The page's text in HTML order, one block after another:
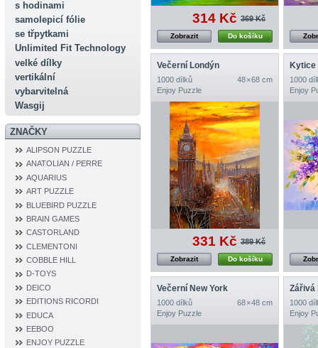
s hodinami
samolepicí fólie
se třpytkami
Unlimited Fit Technology
velké dílky
vertikální
vybarvitelná
Wasgij
ZNAČKY
ALIPSON PUZZLE
ANATOLIAN / PERRE
AQUARIUS
ART PUZZLE
BLUEBIRD PUZZLE
BRAIN GAMES
CASTORLAND
CLEMENTONI
COBBLE HILL
D‐TOYS
DEICO
EDITIONS RICORDI
EDUCA
EEBOO
ENJOY PUZZLE
314 Kč 369 Kč
Do košíku
Zobrazit
Večerní Londýn
1000 dílků
48 × 68 cm
Enjoy Puzzle
331 Kč 389 Kč
Do košíku
Zobrazit
Kytice
1000
Enjoy
Večerní New York
1000 dílků
68 × 48 cm
Enjoy Puzzle
Zářivá
1000
Enjoy